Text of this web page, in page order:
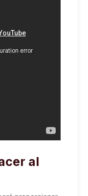
al